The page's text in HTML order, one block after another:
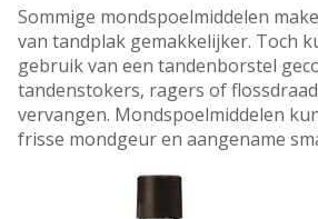
Sommige mondspoelmiddelen
van tandplak gemakkelijker. Toch
gebruik van een tandenborstel
tandenstokers, ragers of
vervangen. Mondspoelmiddelen
frisse mondgeur en aangename